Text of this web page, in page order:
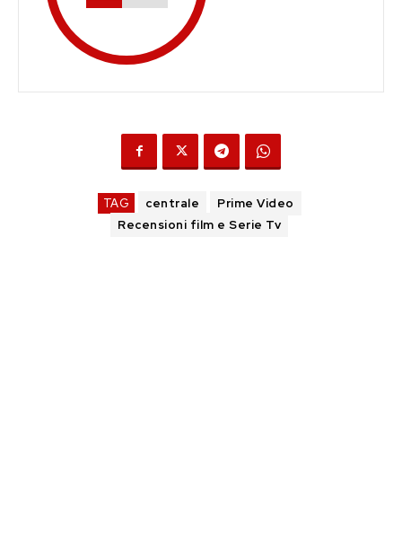
TAG centrale
Prime Video
Recensioni film e Serie Tv